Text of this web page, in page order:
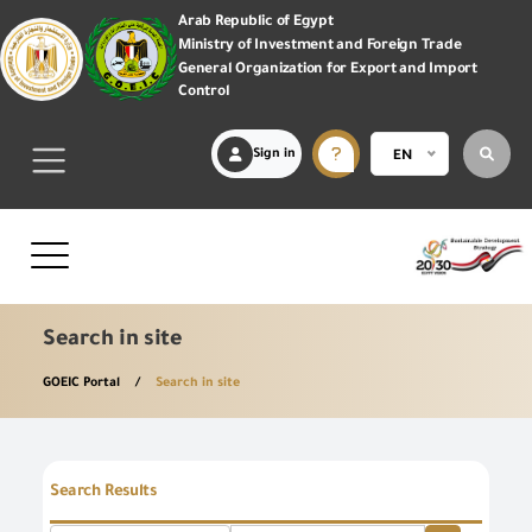
Arab Republic of Egypt
Ministry of Investment and Foreign Trade
General Organization for Export and Import
Control
Sign in EN
Search in site
GOEIC Portal Search in site
Search Results